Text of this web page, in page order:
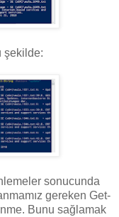
şekilde:
sonucunda
gereken Get-
Bunu sağlamak